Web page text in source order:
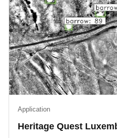
Heritage Quest
Application